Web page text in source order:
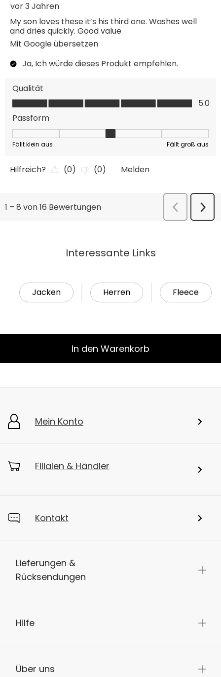
Interessante Links
Jacken Herren Fleece
In den Warenkorb
Mein Konto
Filialen & Händler
Kontakt
Lieferungen &
Rücksendungen
Hilfe
Über uns